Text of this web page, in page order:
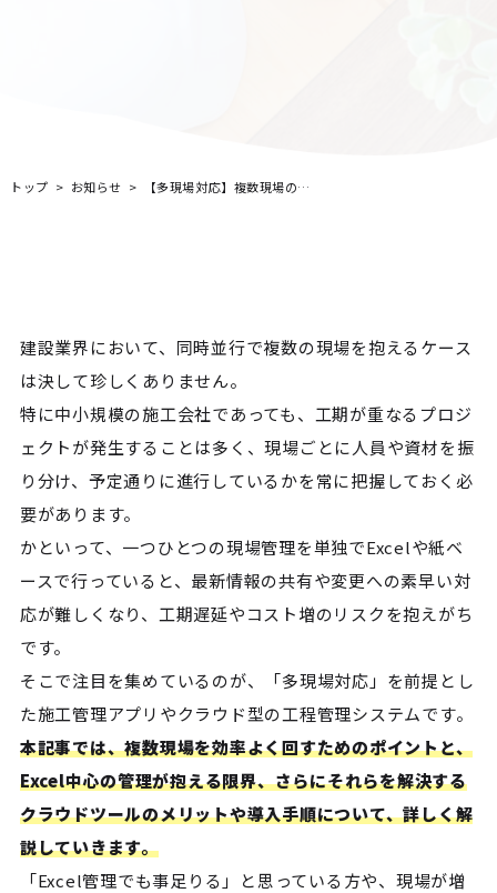
トップ お知らせ 【多現場対応】複数現場の工程管理を効率化する方法とは？Excel運用の限界と解決策
建設業界において、同時並行で複数の現場を抱えるケース
は決して珍しくありません。
特に中小規模の施工会社であっても、工期が重なるプロジ
ェクトが発生することは多く、現場ごとに人員や資材を振
り分け、予定通りに進行しているかを常に把握しておく必
要があります。
かといって、一つひとつの現場管理を単独でExcelや紙ベ
ースで行っていると、最新情報の共有や変更への素早い対
応が難しくなり、工期遅延やコスト増のリスクを抱えがち
です。
そこで注目を集めているのが、「多現場対応」を前提とし
た施工管理アプリやクラウド型の工程管理システムです。
本記事では、複数現場を効率よく回すためのポイントと、
Excel中心の管理が抱える限界、さらにそれらを解決する
クラウドツールのメリットや導入手順について、詳しく解
説していきます。
「Excel管理でも事足りる」と思っている方や、現場が増